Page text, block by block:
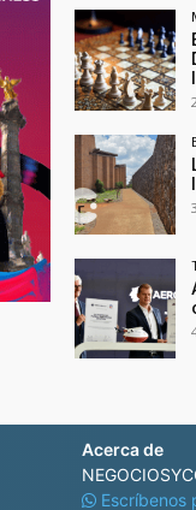
Acerca de
Escríbenos